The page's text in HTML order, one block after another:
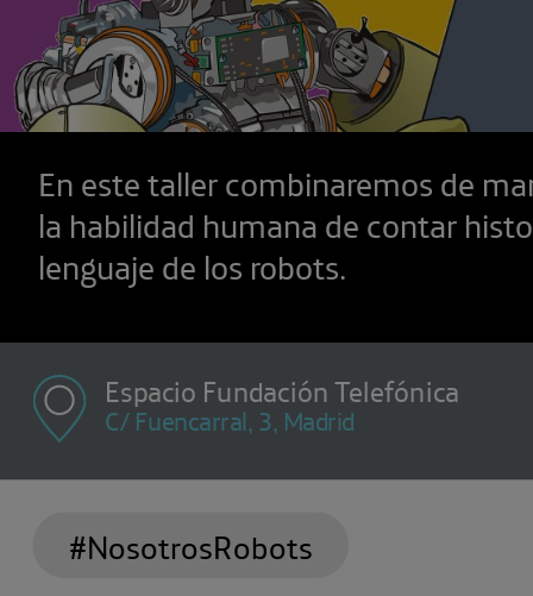
En este taller combinaremos de
la habilidad humana de contar
lenguaje de los robots.
Espacio Fundación Telefónica
C/ Fuencarral, 3, Madrid
#NosotrosRobots